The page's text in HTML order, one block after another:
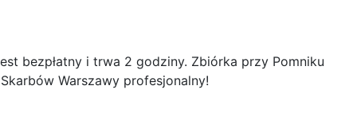
bezpłatny i trwa 2 godziny. Zbiórka przy Pomniku
Warszawy profesjonalny!